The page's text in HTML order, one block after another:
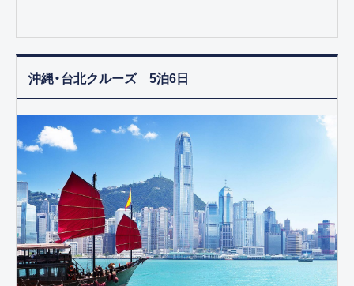
沖縄・台北クルーズ 5泊6日